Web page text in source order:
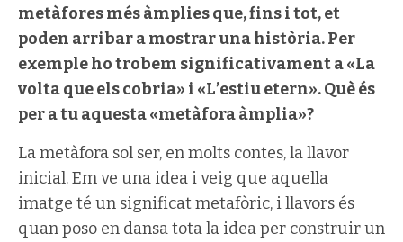
metàfores més àmplies que, fins i tot, et
poden arribar a mostrar una història. Per
exemple ho trobem significativament a «La
volta que els cobria» i «L’estiu etern». Què és
per a tu aquesta «metàfora àmplia»?
La metàfora sol ser, en molts contes, la llavor
inicial. Em ve una idea i veig que aquella
imatge té un significat metafòric, i llavors és
quan poso en dansa tota la idea per construir un